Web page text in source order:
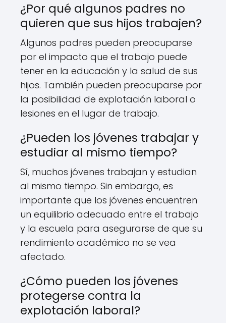
¿Por qué algunos padres no
quieren que sus hijos trabajen?
Algunos padres pueden preocuparse
por el impacto que el trabajo puede
tener en la educación y la salud de sus
hijos. También pueden preocuparse por
la posibilidad de explotación laboral o
lesiones en el lugar de trabajo.
¿Pueden los jóvenes trabajar y
estudiar al mismo tiempo?
Sí, muchos jóvenes trabajan y estudian
al mismo tiempo. Sin embargo, es
importante que los jóvenes encuentren
un equilibrio adecuado entre el trabajo
y la escuela para asegurarse de que su
rendimiento académico no se vea
afectado.
¿Cómo pueden los jóvenes
protegerse contra la
explotación laboral?